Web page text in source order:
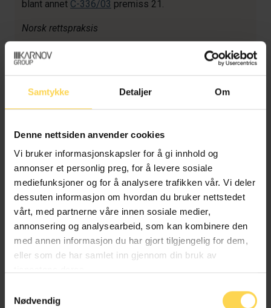
Samtykke Detaljer Om
Denne nettsiden anvender cookies
Vi bruker informasjonskapsler for å gi innhold og
annonser et personlig preg, for å levere sosiale
mediefunksjoner og for å analysere trafikken vår. Vi deler
dessuten informasjon om hvordan du bruker nettstedet
vårt, med partnerne våre innen sosiale medier,
annonsering og analysearbeid, som kan kombinere den
med annen informasjon du har gjort tilgjengelig for dem,
eller som de har samlet inn gjennom din bruk av
Nødvendig
blant annet C-336/03 premiss 21.
Norsk rettspraksis
Det er pr. september 2025 ikke avsagt noen
rettsavgjørelser etter pakkereiseloven av 2015, og
pakkereiseloven av 1995. Grunnen til dette er at
pakkereiseloven omhandler forbrukerrettigheter med
Pakkereisenemnda et godt tilbud for løsning av
uenigheter og de fleste saker bringes ikke videre inn
for domstolene.
ILB-2002-3791 var spørsmålet om det var
inngått muntlig avtale om spesielle krav til reisen
fordi den reisende var rullestolbruker.
Lagmannsretten fant det ikke bevist at det var
inngått en muntlig avtale, og levering av
plikt etter pakkereiseloven til å kontrollere